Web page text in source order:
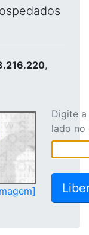
,
Digite
lado no